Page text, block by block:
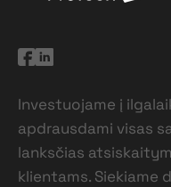
Investuojame į
apdrausdami visas
lanksčias
klientams. Siekiame